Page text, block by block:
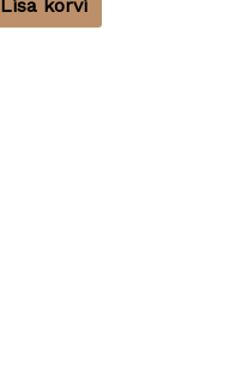
Lisa korvi